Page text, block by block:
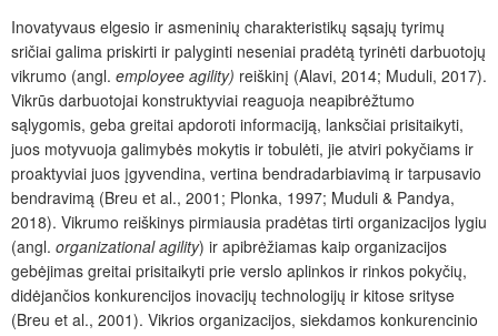
Inovatyvaus elgesio ir asmeninių charakteristikų sąsajų tyrimų
sričiai galima priskirti ir palyginti neseniai pradėtą tyrinėti darbuotojų
vikrumo (angl. employee agility) reiškinį (Alavi, 2014; Muduli, 2017).
Vikrūs darbuotojai konstruktyviai reaguoja neapibrėžtumo
sąlygomis, geba greitai apdoroti informaciją, lanksčiai prisitaikyti,
juos motyvuoja galimybės mokytis ir tobulėti, jie atviri pokyčiams ir
proaktyviai juos įgyvendina, vertina bendradarbiavimą ir tarpusavio
bendravimą (Breu et al., 2001; Plonka, 1997; Muduli & Pandya,
2018). Vikrumo reiškinys pirmiausia pradėtas tirti organizacijos lygiu
(angl. organizational agility) ir apibrėžiamas kaip organizacijos
gebėjimas greitai prisitaikyti prie verslo aplinkos ir rinkos pokyčių,
didėjančios konkurencijos inovacijų technologijų ir kitose srityse
(Breu et al., 2001). Vikrios organizacijos, siekdamos konkurencinio